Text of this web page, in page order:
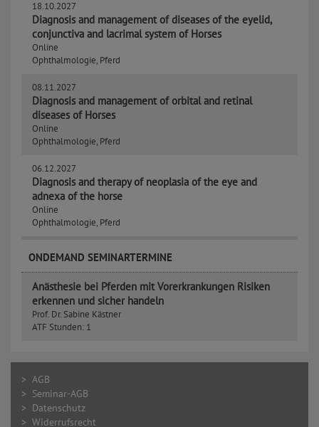
18.10.2027
Diagnosis and management of diseases of the eyelid,
conjunctiva and lacrimal system of Horses
Online
Ophthalmologie, Pferd
08.11.2027
Diagnosis and management of orbital and retinal
diseases of Horses
Online
Ophthalmologie, Pferd
06.12.2027
Diagnosis and therapy of neoplasia of the eye and
adnexa of the horse
Online
Ophthalmologie, Pferd
ONDEMAND SEMINARTERMINE
Anästhesie bei Pferden mit Vorerkrankungen Risiken
erkennen und sicher handeln
Prof. Dr. Sabine Kästner
ATF Stunden: 1
> AGB
> Seminar-AGB
> Datenschutz
> Widerrufsrecht